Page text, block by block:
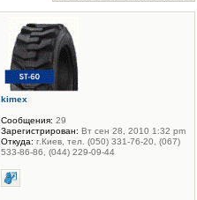
kimex
Сообщения: 29
Зарегистрирован: Вт сен 28, 2010 1:32 pm
Откуда: г.Киев, тел. (050) 331-76-20, (067)
533-86-86, (044) 229-09-44